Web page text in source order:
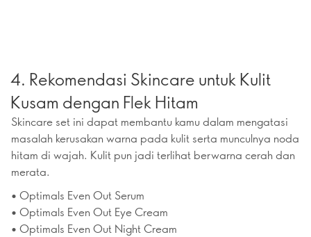
4. Rekomendasi Skincare untuk Kulit
Kusam dengan Flek Hitam
Skincare set ini dapat membantu kamu dalam mengatasi
masalah kerusakan warna pada kulit serta munculnya noda
hitam di wajah. Kulit pun jadi terlihat berwarna cerah dan
merata.
• Optimals Even Out Serum
• Optimals Even Out Eye Cream
• Optimals Even Out Night Cream